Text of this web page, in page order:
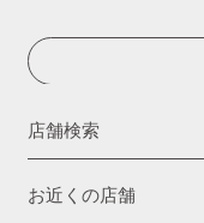
店舗検索
お近くの店舗